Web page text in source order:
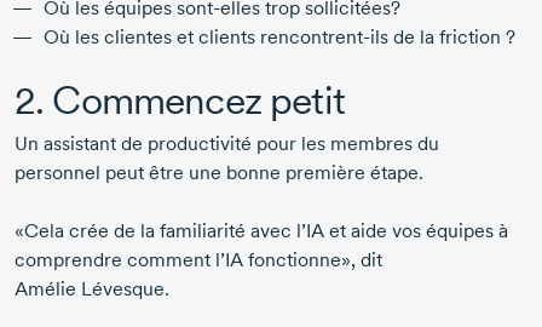
Où les équipes sont-elles trop sollicitées?
Où les clientes et clients rencontrent-ils de la friction ?
2. Commencez petit
Un assistant de productivité pour les membres du
personnel peut être une bonne première étape.
«Cela crée de la familiarité avec l’IA et aide vos équipes à
comprendre comment l’IA fonctionne», dit
Amélie Lévesque.